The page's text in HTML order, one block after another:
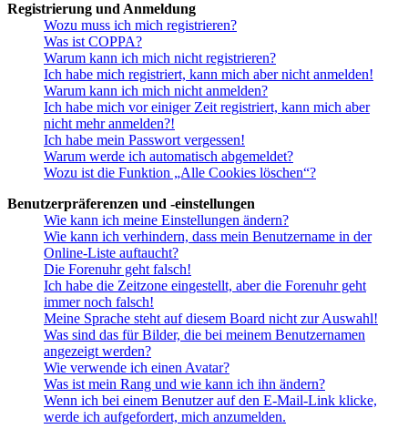
Registrierung und Anmeldung
Wozu muss ich mich registrieren?
Was ist COPPA?
Warum kann ich mich nicht registrieren?
Ich habe mich registriert, kann mich aber nicht anmelden!
Warum kann ich mich nicht anmelden?
Ich habe mich vor einiger Zeit registriert, kann mich aber
nicht mehr anmelden?!
Ich habe mein Passwort vergessen!
Warum werde ich automatisch abgemeldet?
Wozu ist die Funktion „Alle Cookies löschen“?
Benutzerpräferenzen und -einstellungen
Wie kann ich meine Einstellungen ändern?
Wie kann ich verhindern, dass mein Benutzername in der
Online-Liste auftaucht?
Die Forenuhr geht falsch!
Ich habe die Zeitzone eingestellt, aber die Forenuhr geht
immer noch falsch!
Meine Sprache steht auf diesem Board nicht zur Auswahl!
Was sind das für Bilder, die bei meinem Benutzernamen
angezeigt werden?
Wie verwende ich einen Avatar?
Was ist mein Rang und wie kann ich ihn ändern?
Wenn ich bei einem Benutzer auf den E-Mail-Link klicke,
werde ich aufgefordert, mich anzumelden.